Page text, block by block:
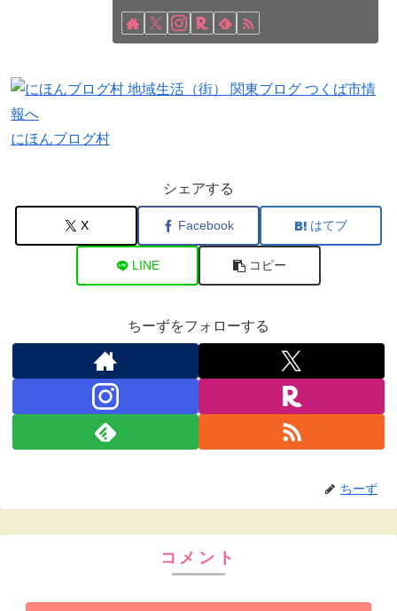
にほんブログ村
シェアする
X Facebook はてブ
LINE コピー
ちーずをフォローする
ちーず
コメント